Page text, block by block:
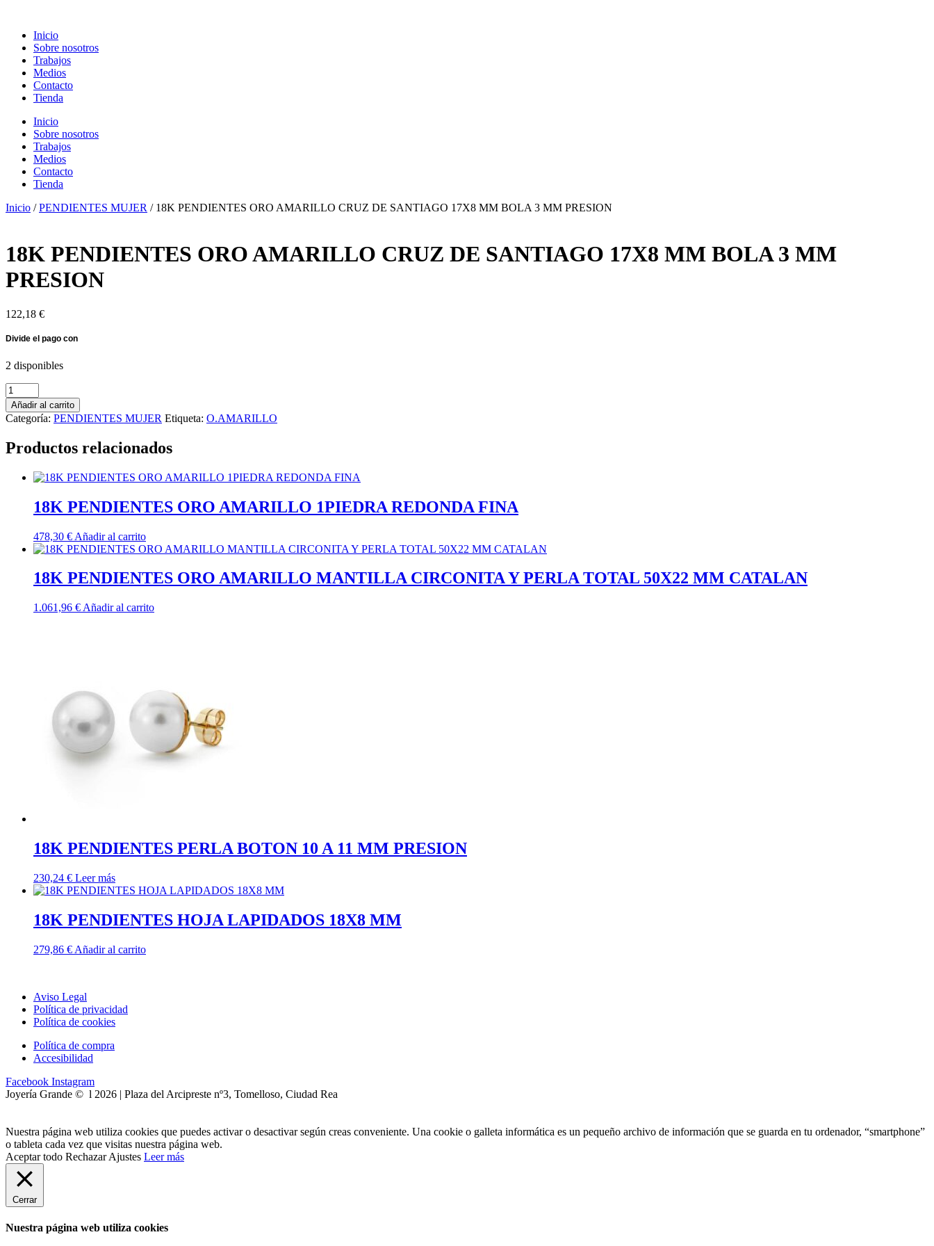
contenido
Inicio
Sobre nosotros
Trabajos
Medios
Contacto
Tienda
Inicio
Sobre nosotros
Trabajos
Medios
Contacto
Tienda
Inicio /PENDIENTES MUJER / 18K PENDIENTES ORO AMARILLO CRUZ DE SANTIAGO 17X8 MM BOLA 3 MM PRESION
18K PENDIENTES ORO AMARILLO CRUZ DE SANTIAGO 17X8 MM BOLA 3 MM
PRESION
122,18 €
2 disponibles
18K
PENDIENTES
ORO
AMARILLO
DE
17X8
BOLA
PRESION
cantidad
Añadir al carrito
Categoría: PENDIENTES MUJER Etiqueta: O.AMARILLO
Productos relacionados
18K PENDIENTES ORO AMARILLO 1PIEDRA REDONDA FINA
478,30 € Añadir al carrito
18K PENDIENTES ORO AMARILLO MANTILLA CIRCONITA Y PERLA TOTAL 50X22 MM CATALAN
1.061,96 € Añadir al carrito
18K PENDIENTES PERLA BOTON 10 A 11 MM PRESION
230,24 € Leer más
18K PENDIENTES HOJA LAPIDADOS 18X8 MM
279,86 € Añadir al carrito
Aviso Legal
Política de privacidad
Política de cookies
Política de compra
Accesibilidad
Facebook Instagram
Joyería Grande © l 2026 | Plaza del Arcipreste nº3, Tomelloso, Ciudad Rea
Nuestra página web utiliza cookies que puedes activar o desactivar según creas conveniente. Una cookie o galleta informática es un pequeño archivo de información que se guarda en tu ordenador, “smartphone”
o tableta cada vez que visitas nuestra página web.
Aceptar todo Rechazar Ajustes Leer más
Cerrar
Nuestra página web utiliza cookies